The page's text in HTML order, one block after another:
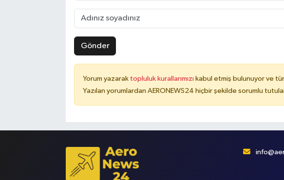
Gönder
Yorum yazarak topluluk kurallarımızı kabul etmiş bulunuyor ve
Yazılan yorumlardan AERONEWS24 hiçbir şekilde sorumlu